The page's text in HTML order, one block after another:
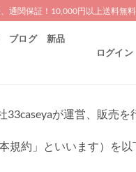
通関保証！10,000円以上送料無料
ブログ 新品
ログイン
が運営、販売を
規約」といいます）を以